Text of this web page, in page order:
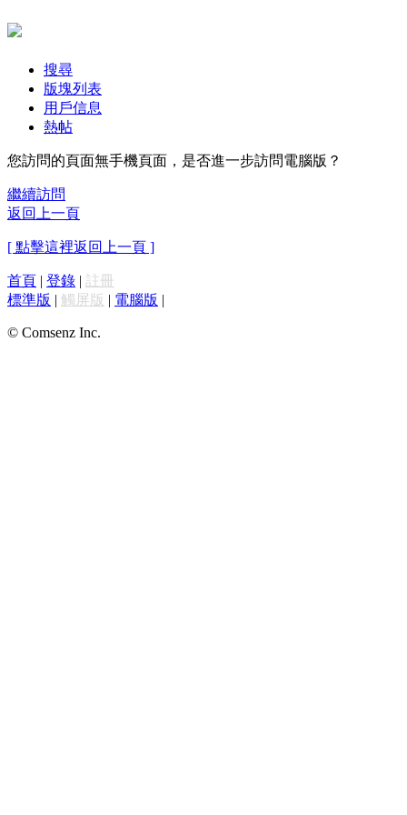
搜尋
版塊列表
用戶信息
熱帖
您訪問的頁面無手機頁面，是否進一步訪問電腦版？
繼續訪問
返回上一頁
[ 點擊這裡返回上一頁 ]
首頁 | 登錄 | 註冊
標準版 | 觸屏版 | 電腦版 |
© Comsenz Inc.